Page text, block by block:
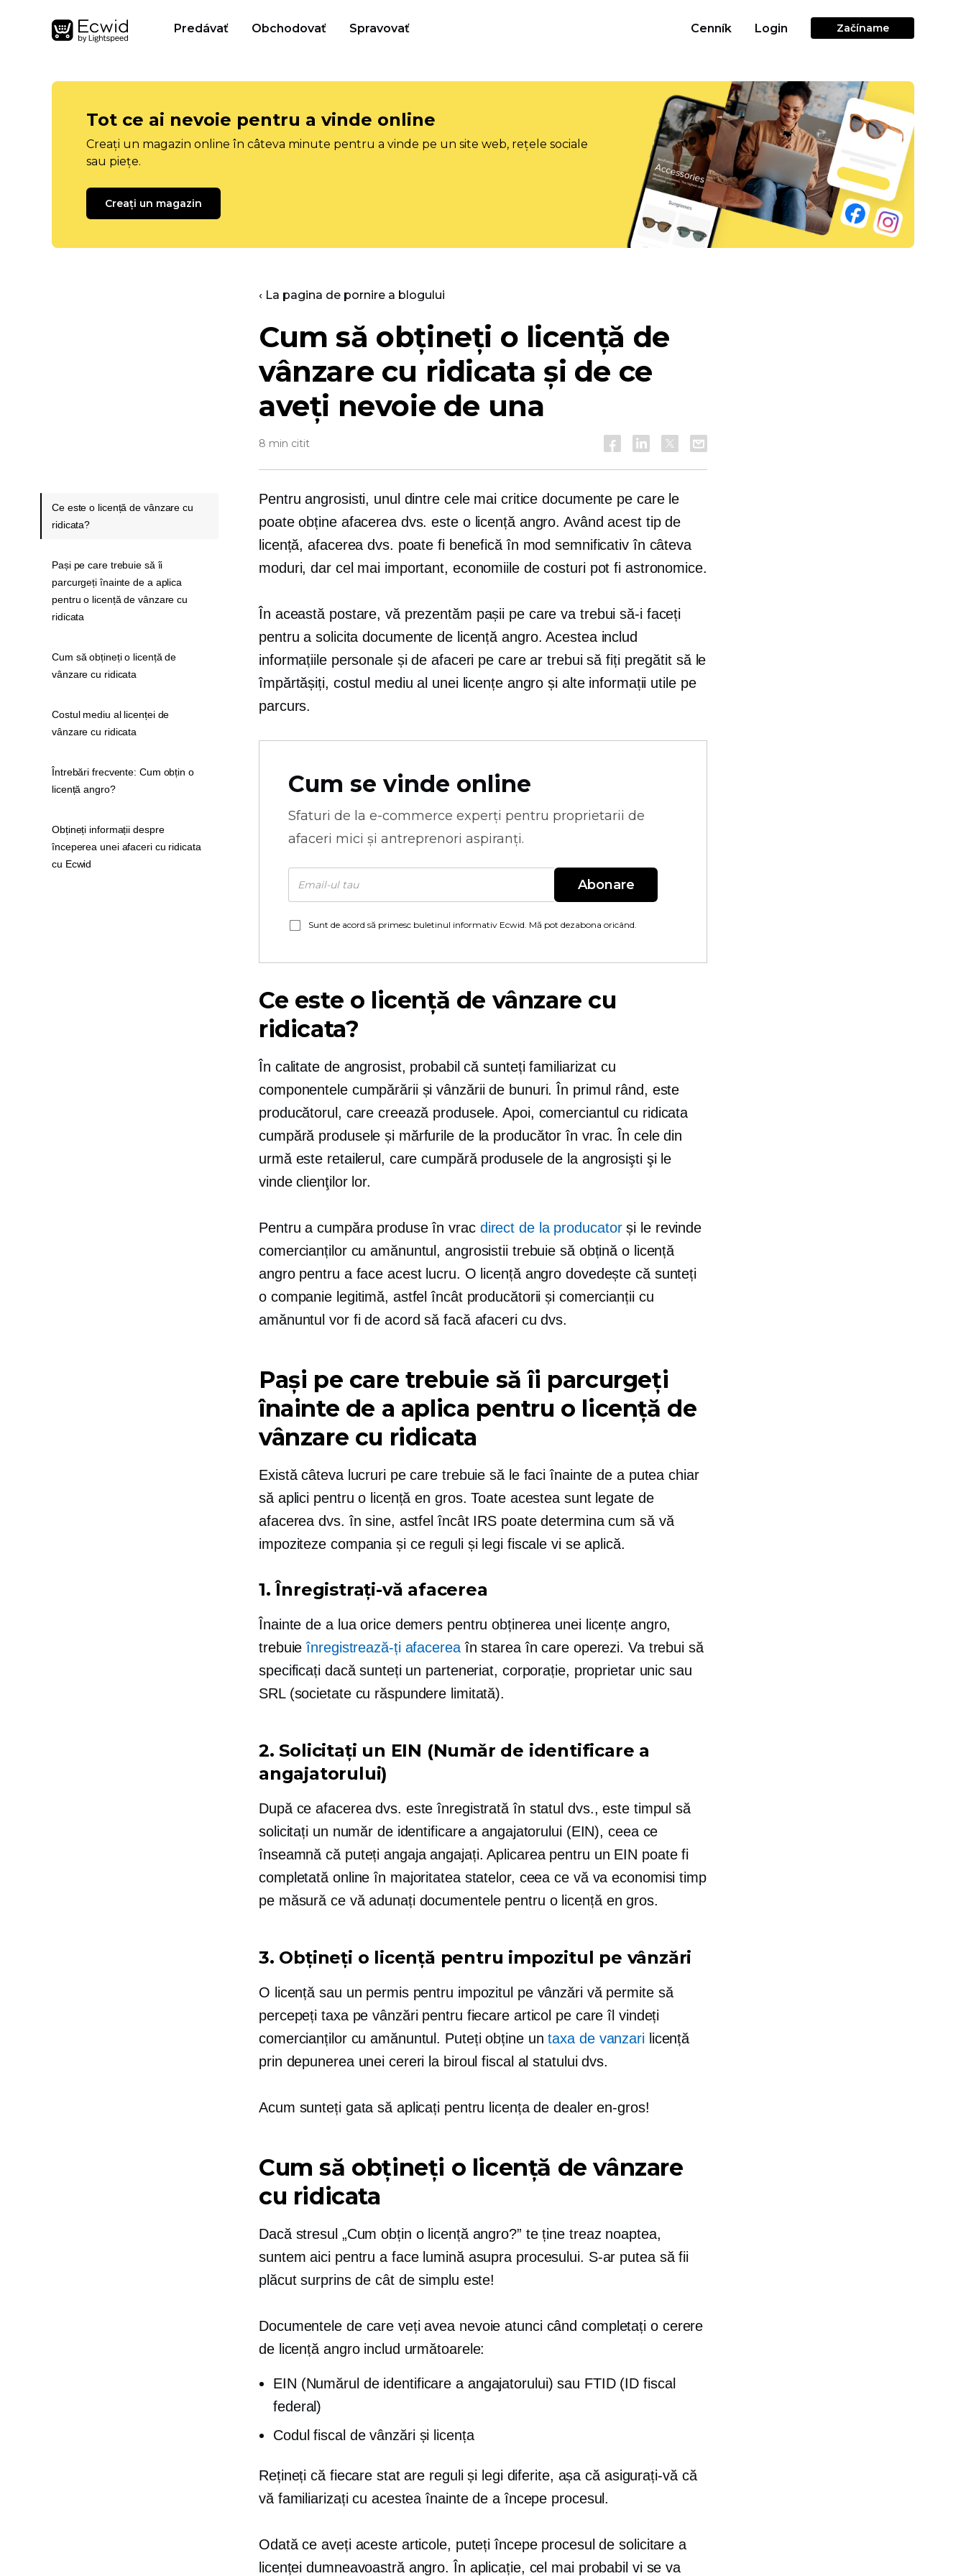
Predávať Obchodovať Spravovať Cenník Login Začíname
Tot ce ai nevoie pentru a vinde online
Creați un magazin online în câteva minute pentru a vinde pe un site web, rețele sociale
sau piețe.
Creați un magazin
‹ La pagina de pornire a blogului
Cum să obțineți o licență de
vânzare cu ridicata și de ce
aveți nevoie de una
8 min citit
Pentru angrosisti, unul dintre cele mai critice documente pe care le
poate obține afacerea dvs. este o licență angro. Având acest tip de
licență, afacerea dvs. poate fi benefică în mod semnificativ în câteva
moduri, dar cel mai important, economiile de costuri pot fi astronomice.
În această postare, vă prezentăm pașii pe care va trebui să-i faceți
pentru a solicita documente de licență angro. Acestea includ
informațiile personale și de afaceri pe care ar trebui să fiți pregătit să le
împărtășiți, costul mediu al unei licențe angro și alte informații utile pe
parcurs.
Cum se vinde online
Sfaturi de la e-commerce experți pentru proprietarii de
afaceri mici și antreprenori aspiranți.
Abonare
Sunt de acord să primesc buletinul informativ Ecwid. Mă pot dezabona oricând.
Ce este o licență de vânzare cu
ridicata?
În calitate de angrosist, probabil că sunteți familiarizat cu
componentele cumpărării și vânzării de bunuri. În primul rând, este
producătorul, care creează produsele. Apoi, comerciantul cu ridicata
cumpără produsele și mărfurile de la producător în vrac. În cele din
urmă este retailerul, care cumpără produsele de la angrosişti şi le
vinde clienţilor lor.
Pentru a cumpăra produse în vrac direct de la producatorși le revinde
comercianților cu amănuntul, angrosistii trebuie să obțină o licență
angro pentru a face acest lucru. O licență angro dovedește că sunteți
o companie legitimă, astfel încât producătorii și comercianții cu
amănuntul vor fi de acord să facă afaceri cu dvs.
Pași pe care trebuie să îi parcurgeți
înainte de a aplica pentru o licență de
vânzare cu ridicata
Există câteva lucruri pe care trebuie să le faci înainte de a putea chiar
să aplici pentru o licență en gros. Toate acestea sunt legate de
afacerea dvs. în sine, astfel încât IRS poate determina cum să vă
impoziteze compania și ce reguli și legi fiscale vi se aplică.
1. Înregistrați-vă afacerea
Înainte de a lua orice demers pentru obținerea unei licențe angro,
trebuieînregistrează-ți afacereaîn starea în care operezi. Va trebui să
specificați dacă sunteți un parteneriat, corporație, proprietar unic sau
SRL (societate cu răspundere limitată).
2. Solicitați un EIN (Număr de identificare a
angajatorului)
După ce afacerea dvs. este înregistrată în statul dvs., este timpul să
solicitați un număr de identificare a angajatorului (EIN), ceea ce
înseamnă că puteți angaja angajați. Aplicarea pentru un EIN poate fi
completată online în majoritatea statelor, ceea ce vă va economisi timp
pe măsură ce vă adunați documentele pentru o licență en gros.
3. Obțineți o licență pentru impozitul pe vânzări
O licență sau un permis pentru impozitul pe vânzări vă permite să
percepeți taxa pe vânzări pentru fiecare articol pe care îl vindeți
comercianților cu amănuntul. Puteți obține untaxa de vanzarilicență
prin depunerea unei cereri la biroul fiscal al statului dvs.
Acum sunteți gata să aplicați pentru licența de dealer en-gros!
Cum să obțineți o licență de vânzare
cu ridicata
Dacă stresul „Cum obțin o licență angro?” te ține treaz noaptea,
suntem aici pentru a face lumină asupra procesului. S-ar putea să fii
plăcut surprins de cât de simplu este!
Documentele de care veți avea nevoie atunci când completați o cerere
de licență angro includ următoarele:
EIN (Numărul de identificare a angajatorului) sau FTID (ID fiscal
federal)
Codul fiscal de vânzări și licența
Rețineți că fiecare stat are reguli și legi diferite, așa că asigurați-vă că
vă familiarizați cu acestea înainte de a începe procesul.
Odată ce aveți aceste articole, puteți începe procesul de solicitare a
licenței dumneavoastră angro. În aplicație, cel mai probabil vi se va
Ce este o licență de vânzare cu
ridicata?
Pași pe care trebuie să îi
parcurgeți înainte de a aplica
pentru o licență de vânzare cu
ridicata
Cum să obțineți o licență de
vânzare cu ridicata
Costul mediu al licenței de
vânzare cu ridicata
Întrebări frecvente: Cum obțin o
licență angro?
Obțineți informații despre
începerea unei afaceri cu ridicata
cu Ecwid